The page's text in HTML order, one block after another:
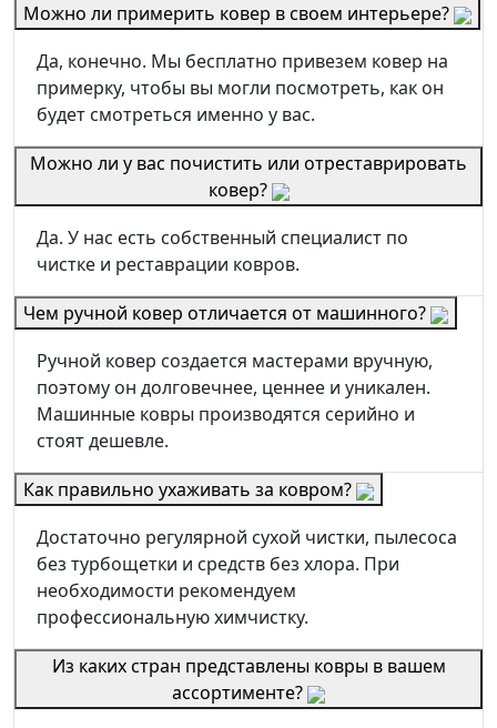
Можно ли примерить ковер в своем интерьере?
Да, конечно. Мы бесплатно привезем ковер на
примерку, чтобы вы могли посмотреть, как он
будет смотреться именно у вас.
Можно ли у вас почистить или отреставрировать
ковер?
Да. У нас есть собственный специалист по
чистке и реставрации ковров.
Чем ручной ковер отличается от машинного?
Ручной ковер создается мастерами вручную,
поэтому он долговечнее, ценнее и уникален.
Машинные ковры производятся серийно и
стоят дешевле.
Как правильно ухаживать за ковром?
Достаточно регулярной сухой чистки, пылесоса
без турбощетки и средств без хлора. При
необходимости рекомендуем
профессиональную химчистку.
Из каких стран представлены ковры в вашем
ассортименте?